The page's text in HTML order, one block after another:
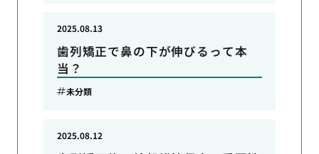
歯列矯正で鼻の下が伸びるって本
当？
2025.08.13
未分類
2025.08.12